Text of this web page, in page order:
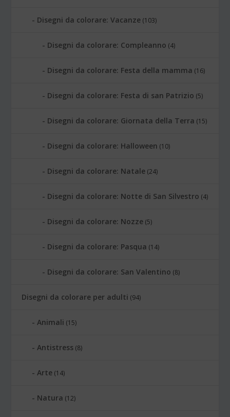
Disegni da colorare: Vacanze (103)
Disegni da colorare: Compleanno (4)
Disegni da colorare: Festa della mamma (16)
Disegni da colorare: Festa di san Patrizio (5)
Disegni da colorare: Giornata della Terra (15)
Disegni da colorare: Halloween (10)
Disegni da colorare: Natale (24)
Disegni da colorare: Notte di San Silvestro (4)
Disegni da colorare: Nozze (5)
Disegni da colorare: Pasqua (14)
Disegni da colorare: San Valentino (8)
Disegni da colorare per adulti (94)
Animali (15)
Antistress (8)
Arte (14)
Natura (12)